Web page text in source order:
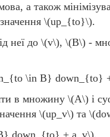
а також
\(up_{to}\).
неї до \(v\), \(B\) -
\in B} down_{to}
в множину \(A\) і
\(up_v\) та
down_{to} + a_v\).